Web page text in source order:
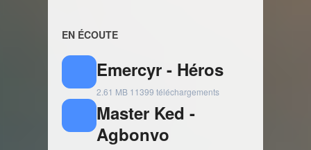
EN ÉCOUTE
Emercyr - Héros
2.61 MB 11399 téléchargements
Master Ked -
Agbonvo